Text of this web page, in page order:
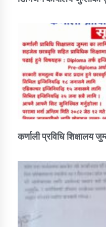
कर्णाली प्रविधि शिक्षालय